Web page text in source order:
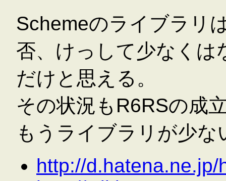
Schemeのライブラリ
否、けっして少なくは
だけと思える。
その状況もR6RSの成
もうライブラリが少
http://